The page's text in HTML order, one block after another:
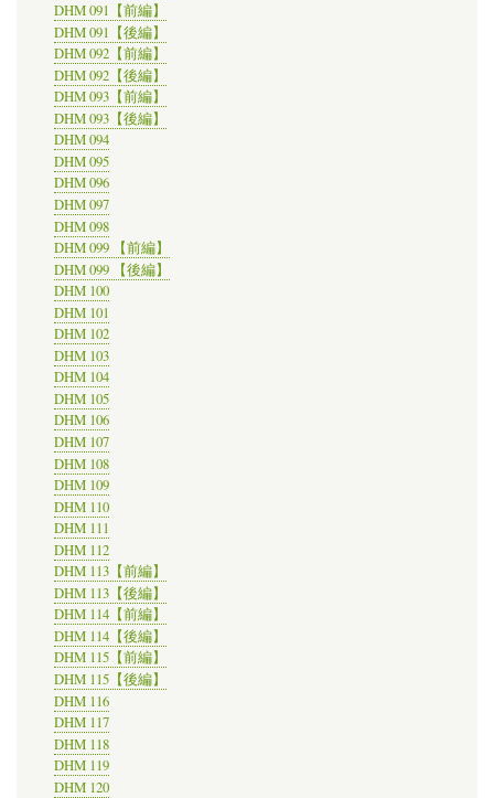
DHM 091【前編】
DHM 091【後編】
DHM 092【前編】
DHM 092【後編】
DHM 093【前編】
DHM 093【後編】
DHM 094
DHM 095
DHM 096
DHM 097
DHM 098
DHM 099 【前編】
DHM 099 【後編】
DHM 100
DHM 101
DHM 102
DHM 103
DHM 104
DHM 105
DHM 106
DHM 107
DHM 108
DHM 109
DHM 110
DHM 111
DHM 112
DHM 113【前編】
DHM 113【後編】
DHM 114【前編】
DHM 114【後編】
DHM 115【前編】
DHM 115【後編】
DHM 116
DHM 117
DHM 118
DHM 119
DHM 120